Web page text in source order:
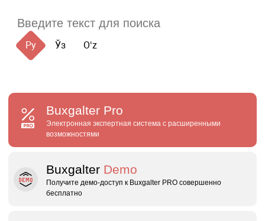
Ру Ўз Oʻz
Buxgalter Pro
Электронная экспертная система с расширенными
возможностями
Buxgalter Demo
Получите демо‑доступ к Buxgalter PRO совершенно
бесплатно